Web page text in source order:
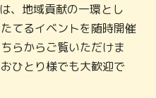
、地域貢献の一環とし
てるイベントを随時開催
らからご覧いただけま
ひとり様でも大歓迎で